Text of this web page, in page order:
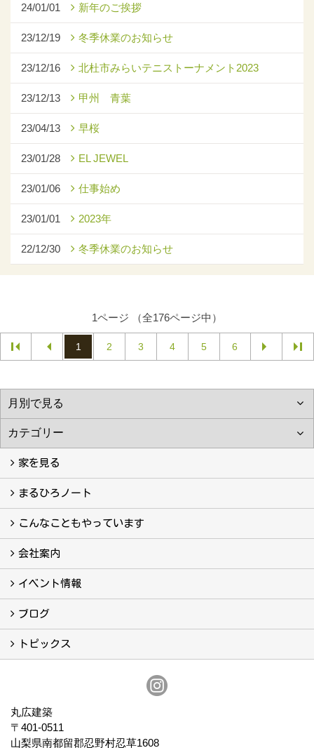
24/01/01 新年のご挨拶
23/12/19 冬季休業のお知らせ
23/12/16 北杜市みらいテニストーナメント2023
23/12/13 甲州 青葉
23/04/13 早桜
23/01/28 EL JEWEL
23/01/06 仕事始め
23/01/01 2023年
22/12/30 冬季休業のお知らせ
1ページ （全176ページ中）
1 2 3 4 5 6
家を見る
フォトギャラリー
現場レポート
完工事例
お客様の声
まるひろノート
真っ直ぐの家づくり
自慢の大工たち
こだわりの自然素材
快適な家のエッセンス
注文住宅ができるまで
こんなこともやっています
こんなこともやっています
会社案内
会社案内
まるひろの人
スタッフ紹介
プライバシーポリシー
イベント情報
イベント予告
イベント報告
ブログ
ブログ
トピックス
丸広建築
〒401-0511
山梨県南都留郡忍野村忍草1608